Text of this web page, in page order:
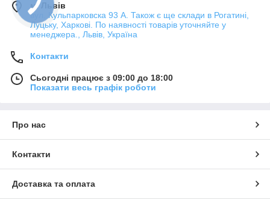
м. Львів
вул. Кульпарковска 93 А. Також є ще склади в Рогатині,
Луцьку, Харкові. По наявності товарів уточняйте у
менеджера., Львів, Україна
Контакти
Сьогодні працює з 09:00 до 18:00
Показати весь графік роботи
Про нас
Контакти
Доставка та оплата